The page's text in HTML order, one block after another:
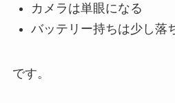
カメラは単眼になる
バッテリー持ちは少し落
です。